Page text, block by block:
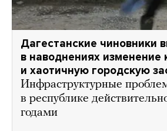
Дагестанские чиновники
в наводнениях изменение
и хаотичную городскую
Инфраструктурные
в республике
годами